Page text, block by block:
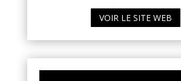
VOIR LE SITE WEB